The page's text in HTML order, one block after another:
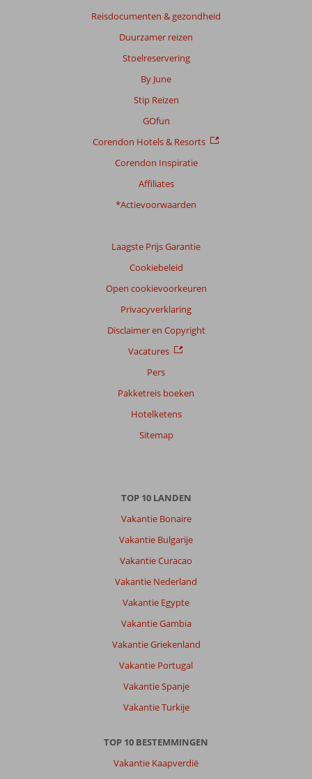
Reisdocumenten & gezondheid
Duurzamer reizen
Stoelreservering
By June
Stip Reizen
GOfun
Corendon Hotels & Resorts
Corendon Inspiratie
Affiliates
*Actievoorwaarden
Laagste Prijs Garantie
Cookiebeleid
Open cookievoorkeuren
Privacyverklaring
Disclaimer en Copyright
Vacatures
Pers
Pakketreis boeken
Hotelketens
Sitemap
TOP 10 LANDEN
Vakantie Bonaire
Vakantie Bulgarije
Vakantie Curacao
Vakantie Nederland
Vakantie Egypte
Vakantie Gambia
Vakantie Griekenland
Vakantie Portugal
Vakantie Spanje
Vakantie Turkije
TOP 10 BESTEMMINGEN
Vakantie Kaapverdië